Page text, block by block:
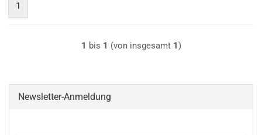
1
1 bis 1 (von insgesamt 1)
Newsletter-Anmeldung